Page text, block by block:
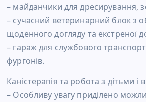
– майданчики для дресирування,
– сучасний ветеринарний блок з
щоденного догляду та екстреної
– гараж для службового
фургонів.
Каністерапія та робота з дітьми і
– Особливу увагу приділено